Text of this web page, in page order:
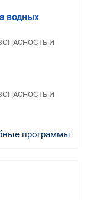
водных
И
И
программы